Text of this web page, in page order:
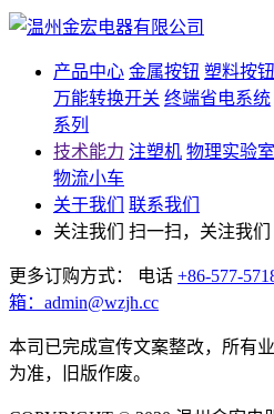
产品中心 金属按钮 塑料按钮
万能转换开关 终端省电系统
系列
技术能力 注塑机 物理实验室
物流小车
关于我们
联系我们
关注我们
扫一扫，关注我们
更多订购方式： 电话 +86-577-
箱：admin@wzjh.cc
本司已完成宣传文案整改，所有
为准，旧版作废。